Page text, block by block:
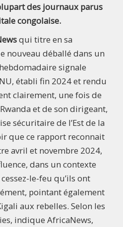
des journaux parus
congolaise.
qui titre en sa
nouveau déballé dans un
signale
établi fin 2024 et rendu
clairement, une fois de
et de son dirigeant,
sécuritaire de l’Est de la
que ce rapport reconnait
avril et novembre 2024,
dans un contexte
le-feu qu’ils ont
pointant également
aux rebelles. Selon les
indique AfricaNews,